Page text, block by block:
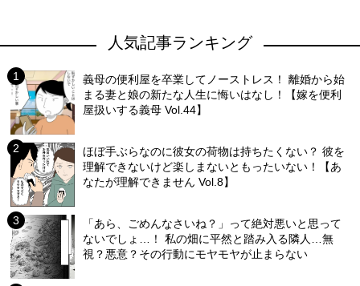
人気記事ランキング
義母の便利屋を卒業してノーストレス！ 離婚から始
まる妻と娘の新たな人生に悔いはなし！【嫁を便利
屋扱いする義母 Vol.44】
ほぼ手ぶらなのに彼女の荷物は持ちたくない？ 彼を
理解できないけど楽しまないともったいない！【あ
なたが理解できません Vol.8】
「あら、ごめんなさいね？」って絶対悪いと思って
ないでしょ…！ 私の畑に平然と踏み入る隣人…無
視？悪意？その行動にモヤモヤが止まらない